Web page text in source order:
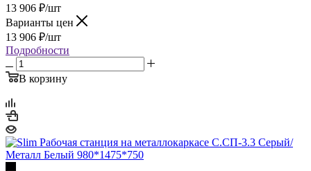
13 906 ₽/шт
Варианты цен
13 906 ₽/шт
Подробности
В корзину